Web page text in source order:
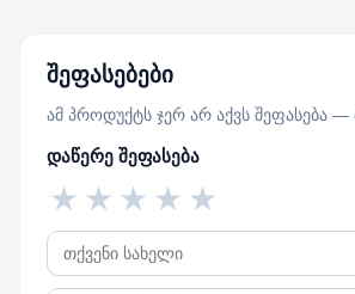
შეფასებები
ამ პროდუქტს ჯერ არ აქვს შეფასება —
დაწერე შეფასება
★
★
★
★
★